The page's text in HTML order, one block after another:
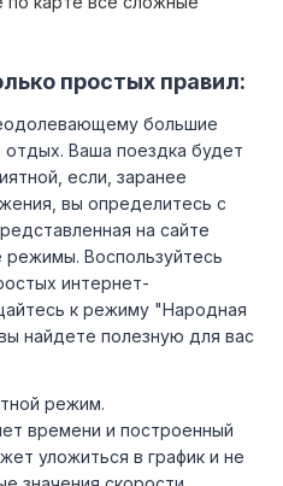
простых правил:
большие
отдых. Ваша поездка будет
если, заранее
вы определитесь с
на сайте
режимы. Воспользуйтесь
интернет-
к режиму "Народная
найдете полезную для вас
режим.
времени и построенный
уложиться в график и не